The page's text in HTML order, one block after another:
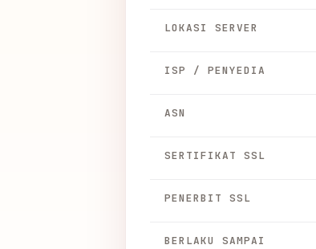
LOKASI SERVER
ISP / PENYEDIA
ASN
SERTIFIKAT SSL
PENERBIT SSL
BERLAKU SAMPAI